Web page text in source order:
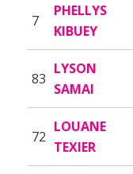
7
PHELLYS
KIBUEY
83
LYSON
SAMAI
72
LOUANE
TEXIER